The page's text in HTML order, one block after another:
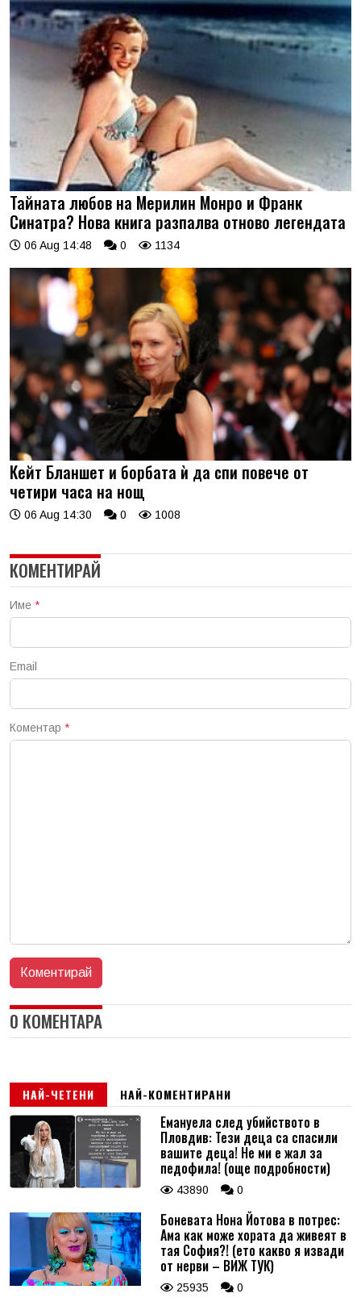
Тайната любов на Мерилин Монро и Франк
Синатра? Нова книга разпалва отново легендата
06 Aug 14:48 0 1134
Кейт Бланшет и борбата ѝ да спи повече от
четири часа на нощ
06 Aug 14:30 0 1008
КОМЕНТИРАЙ
Име *
Email
Коментар *
0 КОМЕНТАРА
НАЙ-ЧЕТЕНИ НАЙ-КОМЕНТИРАНИ
Емануела след убийството в
Пловдив: Тези деца са спасили
вашите деца! Не ми е жал за
педофила! (още подробности)
43890 0
Боневата Нона Йотова в потрес:
Ама как може хората да живеят в
тая София?! (ето какво я извади
от нерви – ВИЖ ТУК)
25935 0